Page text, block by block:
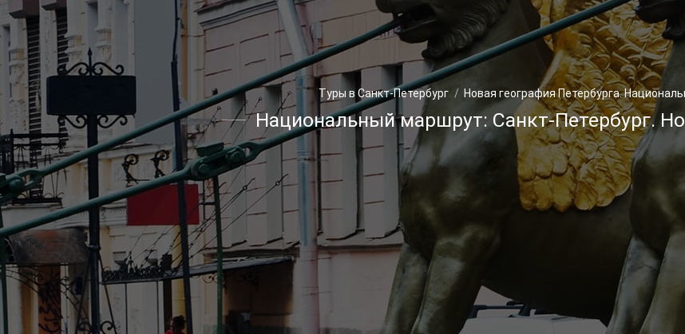
Туры в Санкт-Петербург Новая география Петербурга.
Национальный маршрут: Санкт-Петербург.